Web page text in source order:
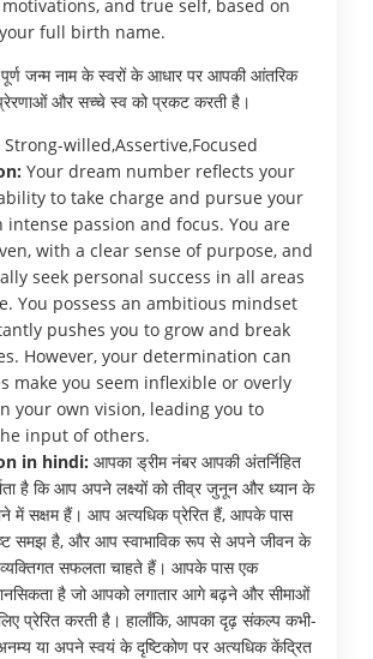
and true self, based on
full birth name.
जन्म नाम के स्वरों के आधार पर आपकी आंतरिक
और सच्चे स्व को प्रकट करती है।
Strong-willed,Assertive,Focused
Your dream number reflects your
to take charge and pursue your
intense passion and focus. You are
with a clear sense of purpose, and
seek personal success in all areas
You possess an ambitious mindset
pushes you to grow and break
However, your determination can
make you seem inflexible or overly
your own vision, leading you to
input of others.
in hindi: आपका ड्रीम नंबर आपकी अंतर्निहित
है कि आप अपने लक्ष्यों को तीव्र जुनून और ध्यान के
में सक्षम हैं। आप अत्यधिक प्रेरित हैं, आपके पास
समझ है, और आप स्वाभाविक रूप से अपने जीवन के
व्यक्तिगत सफलता चाहते हैं। आपके पास एक
मानसिकता है जो आपको लगातार आगे बढ़ने और सीमाओं
प्रेरित करती है। हालाँकि, आपका दृढ़ संकल्प कभी-
या अपने स्वयं के दृष्टिकोण पर अत्यधिक केंद्रित